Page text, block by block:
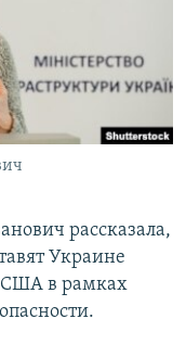
рассказала,
Украине
США в рамках